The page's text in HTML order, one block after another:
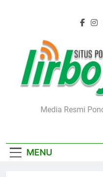
Media Resmi
MENU